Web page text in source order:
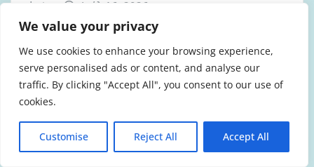
We value your privacy
We use cookies to enhance your browsing experience,
serve personalised ads or content, and analyse our
traffic. By clicking "Accept All", you consent to our use of
cookies.
Customise Reject All Accept All
admin Ιούλ 16, 2026